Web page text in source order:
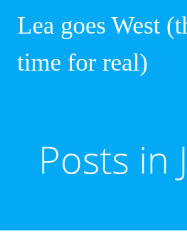
Inhalt
Lea goes West
time for real)
Posts in